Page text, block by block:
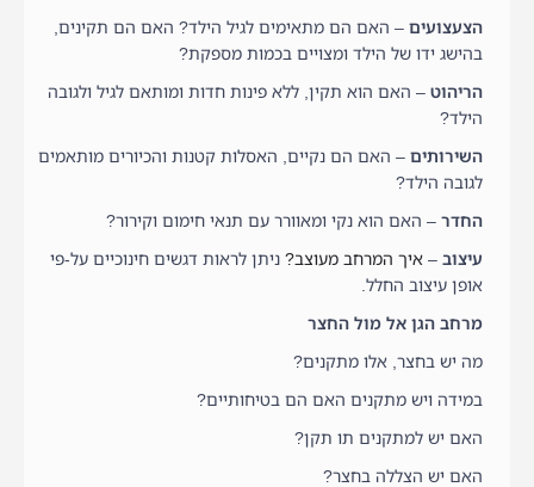
הצעצועים– האם הם מתאימים לגיל הילד? האם הם תקינים,
בהישג ידו של הילד ומצויים בכמות מספקת?
הריהוט– האם הוא תקין, ללא פינות חדות ומותאם לגיל ולגובה
הילד?
השירותים– האם הם נקיים, האסלות קטנות והכיורים מותאמים
לגובה הילד?
החדר– האם הוא נקי ומאוורר עם תנאי חימום וקירור?
עיצוב– איך המרחב מעוצב?ניתן לראות דגשים חינוכיים על-פי
אופן עיצוב החלל.
מרחב הגן אל מול החצר
מה יש בחצר, אלו מתקנים?
במידה ויש מתקנים האם הם בטיחותיים?
האם יש למתקנים תו תקן?
האם יש הצללה בחצר?